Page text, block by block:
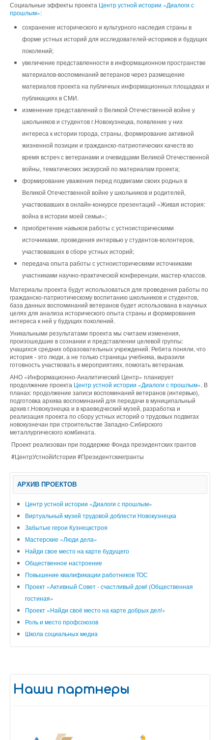
Социальные эффекты проекта Центр устной истории «Диалоги с
прошлым»:
сохранение исторического и культурного наследия страны в
форме устных историй для исследователей-историков и будущих
поколений;
увеличение представленности в информационном пространстве
материалов-воспоминаний ветеранов через размещение
материалов проекта на публичных информационных площадках и
публикациях в СМИ.
изменение представлений о Великой Отечественной войне у
школьников и студентов г.Новокузнецка, появление у них
интереса к истории города, страны, формирование активной
жизненной позиции и гражданско-патриотических качеств во
время встреч с ветеранами и очевидцами Великой Отечественной
войны, тематических экскурсий по материалам проекта;
формирование уважения перед подвигами своих родных в
Великой Отечественной войне у школьников и родителей,
участвовавших в онлайн-конкурсе презентаций «Живая история:
война в истории моей семьи»;
приобретение навыков работы с устноисторическими
источниками, проведения интервью у студентов-волонтеров,
участвовавших в сборе устных историй;
передача опыта работы с устноисторическими источниками
участниками научно-практической конференции, мастер-классов.
Материалы проекта будут использоваться для проведения работы по
гражданско-патриотическому воспитанию школьников и студентов,
база данных воспоминаний ветеранов будет использована в научных
целях для анализа исторического опыта страны и формирования
интереса к ней у будущих поколений.
Уникальными результатами проекта мы считаем изменения,
произошедшие в сознании и представлении целевой группы:
учащихся средних образовательных учреждений. Ребята поняли, что
история - это люди, а не только страницы учебника, выразили
готовность участвовать в мероприятиях, помогать ветеранам.
АНО «Информационно-Аналитический Центр» планирует
продолжение проекта Центр устной истории «Диалоги с прошлым». В
планах: продолжение записи воспоминаний ветеранов (интервью),
подготовка архива воспоминаний для передачи в муниципальный
архив г.Новокузнецка и в краеведческий музей, разработка и
реализация проекта по сбору устных историй о трудовых подвигах
новокузнечан при строительстве Западно-Сибирского
металлургического комбината.
Проект реализован при поддержке Фонда президентских грантов
#ЦентрУстнойИстории #Президентскиегранты
АРХИВ ПРОЕКТОВ
Центр устной истории «Диалоги с прошлым»
Виртуальный музей трудовой доблести Новокузнецка
Забытые герои Кузнецкстроя
Мастерские «Люди дела»
Найди свое место на карте будущего
Общественное настроение
Повышение квалификации работников ТОС
Проект «Активный Совет - счастливый дом! (Общественная
гостиная»
Проект «Найди своё место на карте добрых дел!»
Роль и место профсоюзов
Школа социальных медиа
Наши партнеры